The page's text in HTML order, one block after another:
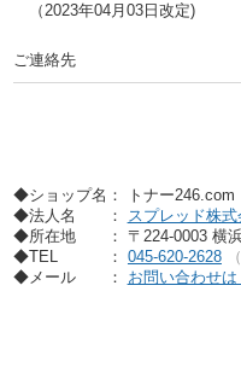
（2023年04月03日改定)
ご連絡先
◆ショップ名： トナー
◆法人名
：
スプレッド株式
◆所在地
： 〒224-0003 横
◆TEL
： 045-620-2628
（
◆メール
： お問い合わせ